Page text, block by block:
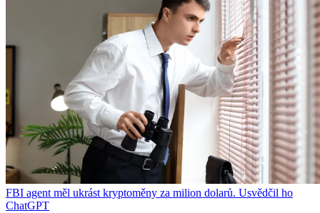
FBI agent měl ukrást kryptoměny za milion dolarů. Usvědčil ho
ChatGPT